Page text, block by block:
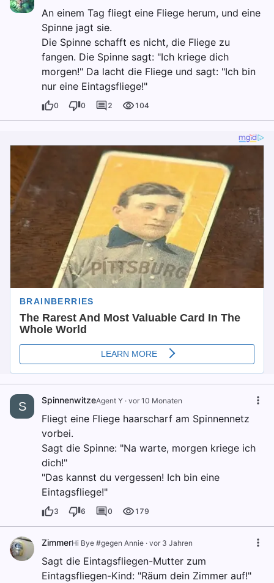
An einem Tag fliegt eine Fliege herum, und eine
Spinne jagt sie.
Die Spinne schafft es nicht, die Fliege zu
fangen. Die Spinne sagt: "Ich kriege dich
morgen!" Da lacht die Fliege und sagt: "Ich bin
nur eine Eintagsfliege!"
0 0 2 104
S SpinnenwitzeAgent Y · vor 10 Monaten
Fliegt eine Fliege haarscharf am Spinnennetz
vorbei.
Sagt die Spinne: "Na warte, morgen kriege ich
dich!"
"Das kannst du vergessen! Ich bin eine
Eintagsfliege!"
3 6 0 179
ZimmerHi Bye #gegen Annie · vor 3 Jahren
Sagt die Eintagsfliegen-Mutter zum
Eintagsfliegen-Kind: "Räum dein Zimmer auf!"